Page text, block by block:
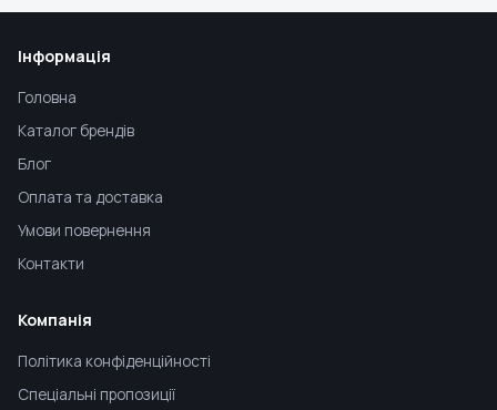
Інформація
Головна
Каталог брендів
Блог
Оплата та доставка
Умови повернення
Контакти
Компанія
Політика конфіденційності
Спеціальні пропозиції